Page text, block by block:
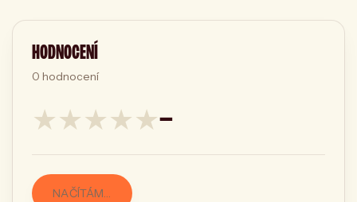
HODNOCENÍ
0 hodnocení
★★★★★—
NAČÍTÁM…